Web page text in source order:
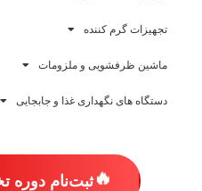
تجهیزات گرم کننده
ماشین ظرفشویی و ملزومات
دستگاه های نگهداری غذا و جابجایی
🔥ثبت‌نام دوره